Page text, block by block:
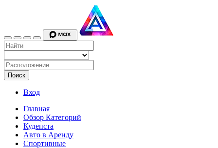
Поиск
Вход
Главная
Обзор Категорий
Кудепста
Авто в Аренду
Спортивные